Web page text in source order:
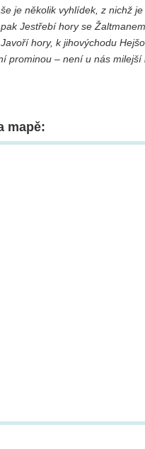
je několik vyhlídek, z nichž
Jestřebí hory se
hory, k jihovýchodu
prominou – není u nás milejší
mapě: